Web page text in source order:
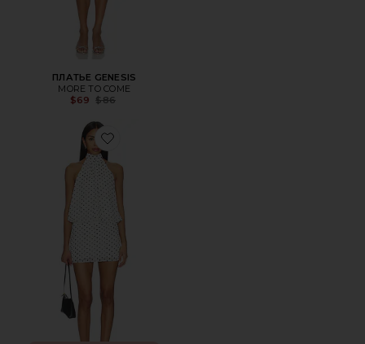
ПЛАТЬЕ GENESIS
MORE TO COME
$69
Previous price:
$86
Favorite ПЛАТЬЕ OLGA